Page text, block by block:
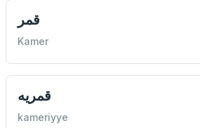
قمر
Kamer
قمريه
kameriyye